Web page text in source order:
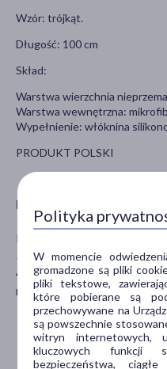
Producent
Multitex Sp. z o.o.
3-go Maja 40
48-250 Głogówek
matex@matex.pl
Wzór: trójkąt.
Długość: 100 cm
Skład:
Warstwa wierzchnia
Warstwa wewnętrzna:
Wypełnienie: włóknina
PRODUKT POLSKI
Polityka
W momencie
gromadzone są pliki
pliki tekstowe,
które pobierane są
przechowywane na
są powszechnie
witryn internetowych,
kluczowych funkcji
bezpieczeństwa,